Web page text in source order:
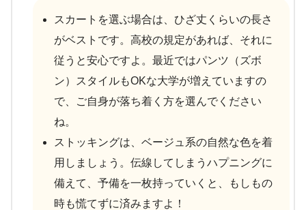
スカートを選ぶ場合は、ひざ丈くらいの長さ
がベストです。高校の規定があれば、それに
従うと安心ですよ。最近ではパンツ（ズボ
ン）スタイルもOKな大学が増えていますの
で、ご自身が落ち着く方を選んでください
ね。
ストッキングは、ベージュ系の自然な色を着
用しましょう。伝線してしまうハプニングに
備えて、予備を一枚持っていくと、もしもの
時も慌てずに済みますよ！